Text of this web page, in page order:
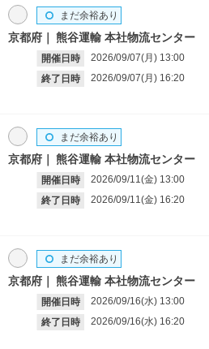
京都府 熊谷運輸 本社物流センター
開催日時 2026/09/07(月) 13:00
終了日時
2026/09/07(月) 16:20
まだ余裕あり
京都府 熊谷運輸 本社物流センター
開催日時 2026/09/11(金) 13:00
終了日時
2026/09/11(金) 16:20
まだ余裕あり
京都府 熊谷運輸 本社物流センター
開催日時 2026/09/16(水) 13:00
終了日時
2026/09/16(水) 16:20
まだ余裕あり